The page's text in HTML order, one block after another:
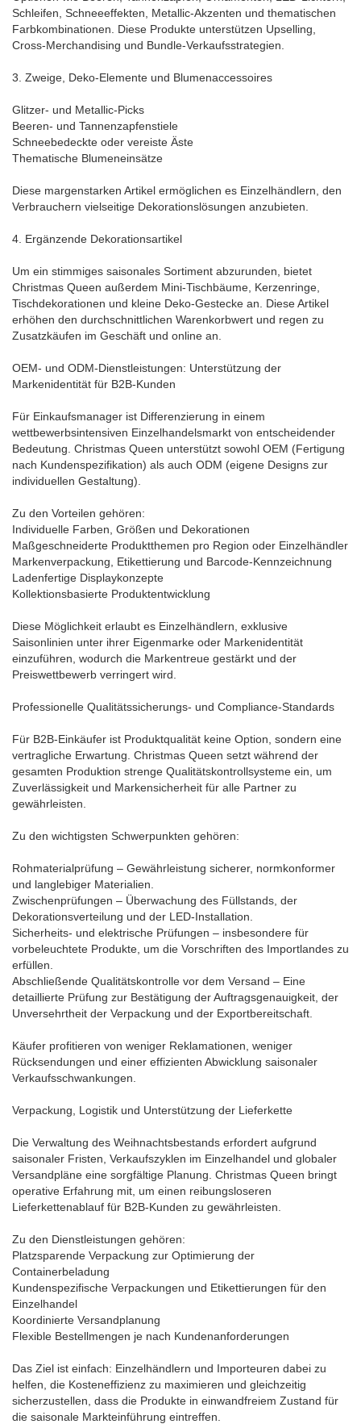
Schleifen, Schneeeffekten, Metallic-Akzenten und thematischen
Farbkombinationen. Diese Produkte unterstützen Upselling,
Cross-Merchandising und Bundle-Verkaufsstrategien.
3. Zweige, Deko-Elemente und Blumenaccessoires
Glitzer- und Metallic-Picks
Beeren- und Tannenzapfenstiele
Schneebedeckte oder vereiste Äste
Thematische Blumeneinsätze
Diese margenstarken Artikel ermöglichen es Einzelhändlern, den
Verbrauchern vielseitige Dekorationslösungen anzubieten.
4. Ergänzende Dekorationsartikel
Um ein stimmiges saisonales Sortiment abzurunden, bietet
Christmas Queen außerdem Mini-Tischbäume, Kerzenringe,
Tischdekorationen und kleine Deko-Gestecke an. Diese Artikel
erhöhen den durchschnittlichen Warenkorbwert und regen zu
Zusatzkäufen im Geschäft und online an.
OEM- und ODM-Dienstleistungen: Unterstützung der
Markenidentität für B2B-Kunden
Für Einkaufsmanager ist Differenzierung in einem
wettbewerbsintensiven Einzelhandelsmarkt von entscheidender
Bedeutung. Christmas Queen unterstützt sowohl OEM (Fertigung
nach Kundenspezifikation) als auch ODM (eigene Designs zur
individuellen Gestaltung).
Zu den Vorteilen gehören:
Individuelle Farben, Größen und Dekorationen
Maßgeschneiderte Produktthemen pro Region oder Einzelhändler
Markenverpackung, Etikettierung und Barcode-Kennzeichnung
Ladenfertige Displaykonzepte
Kollektionsbasierte Produktentwicklung
Diese Möglichkeit erlaubt es Einzelhändlern, exklusive
Saisonlinien unter ihrer Eigenmarke oder Markenidentität
einzuführen, wodurch die Markentreue gestärkt und der
Preiswettbewerb verringert wird.
Professionelle Qualitätssicherungs- und Compliance-Standards
Für B2B-Einkäufer ist Produktqualität keine Option, sondern eine
vertragliche Erwartung. Christmas Queen setzt während der
gesamten Produktion strenge Qualitätskontrollsysteme ein, um
Zuverlässigkeit und Markensicherheit für alle Partner zu
gewährleisten.
Zu den wichtigsten Schwerpunkten gehören:
Rohmaterialprüfung – Gewährleistung sicherer, normkonformer
und langlebiger Materialien.
Zwischenprüfungen – Überwachung des Füllstands, der
Dekorationsverteilung und der LED-Installation.
Sicherheits- und elektrische Prüfungen – insbesondere für
vorbeleuchtete Produkte, um die Vorschriften des Importlandes zu
erfüllen.
Abschließende Qualitätskontrolle vor dem Versand – Eine
detaillierte Prüfung zur Bestätigung der Auftragsgenauigkeit, der
Unversehrtheit der Verpackung und der Exportbereitschaft.
Käufer profitieren von weniger Reklamationen, weniger
Rücksendungen und einer effizienten Abwicklung saisonaler
Verkaufsschwankungen.
Verpackung, Logistik und Unterstützung der Lieferkette
Die Verwaltung des Weihnachtsbestands erfordert aufgrund
saisonaler Fristen, Verkaufszyklen im Einzelhandel und globaler
Versandpläne eine sorgfältige Planung. Christmas Queen bringt
operative Erfahrung mit, um einen reibungsloseren
Lieferkettenablauf für B2B-Kunden zu gewährleisten.
Zu den Dienstleistungen gehören:
Platzsparende Verpackung zur Optimierung der
Containerbeladung
Kundenspezifische Verpackungen und Etikettierungen für den
Einzelhandel
Koordinierte Versandplanung
Flexible Bestellmengen je nach Kundenanforderungen
Das Ziel ist einfach: Einzelhändlern und Importeuren dabei zu
helfen, die Kosteneffizienz zu maximieren und gleichzeitig
sicherzustellen, dass die Produkte in einwandfreiem Zustand für
die saisonale Markteinführung eintreffen.